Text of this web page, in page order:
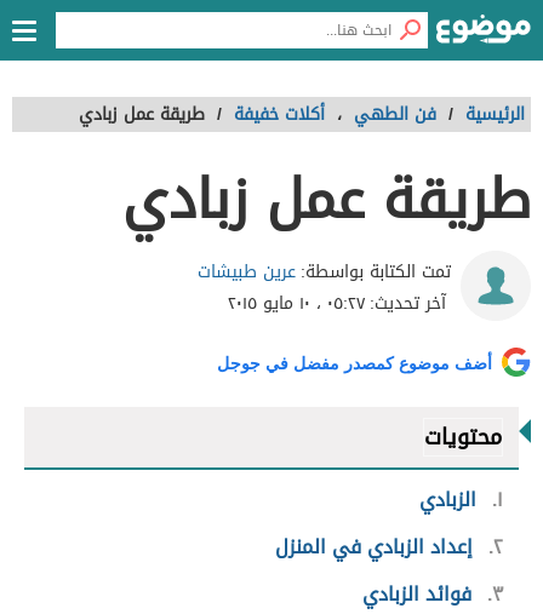
الرئيسية / فن الطهي ، أكلات خفيفة / طريقة عمل زبادي
طريقة عمل زبادي
تمت الكتابة بواسطة:عرين طبيشات
آخر تحديث:٠٥:٢٧ ، ١٠ مايو ٢٠١٥
أضف موضوع كمصدر مفضل في جوجل
محتويات
١
الزبادي
٢ إعداد الزبادي في المنزل
٣ فوائد الزبادي